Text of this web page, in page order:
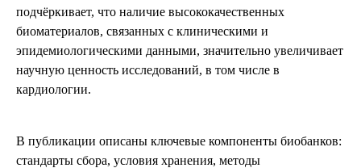
подчёркивает, что наличие высококачественных
биоматериалов, связанных с клиническими и
эпидемиологическими данными, значительно увеличивает
научную ценность исследований, в том числе в
кардиологии.
В публикации описаны ключевые компоненты биобанков:
стандарты сбора, условия хранения, методы